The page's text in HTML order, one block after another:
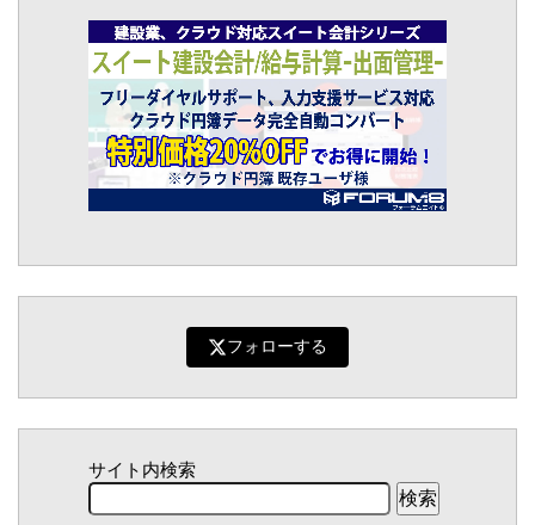
フォローする
サイト内検索